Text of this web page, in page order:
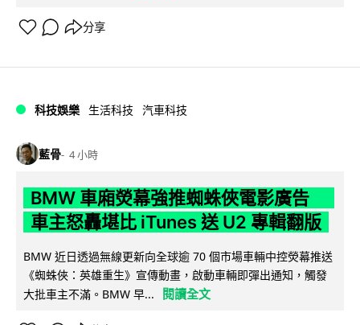
分享
科技娛樂 生活科技 汽車科技
藍骨 4 小時
BMW 車廂熒幕強推蜘蛛俠電影廣告
車主怒轟堪比 iTunes 送 U2 專輯翻版
BMW 近日透過無線更新向全球逾 70 個市場車輛中控熒幕推送
《蜘蛛俠：英雄重生》宣傳動畫，啟動車輛即彈出通知，觸發
大批車主不滿。BMW 早...
閱讀全文